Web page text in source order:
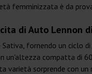
femminizzata è da
di Auto Lennon
fornendo un
un'altezza compatta di
varietà sorprende con